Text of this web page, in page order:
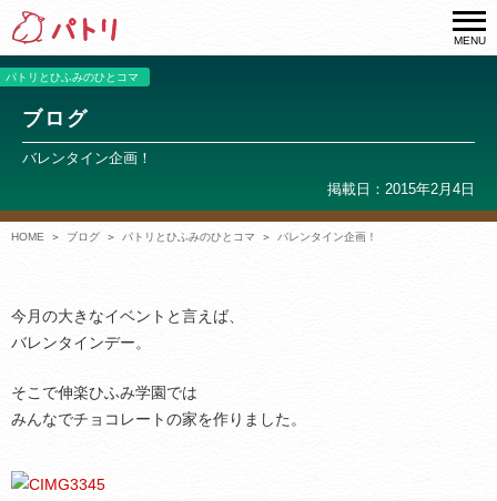
MENU
パトリとひふみのひとコマ
ブログ
バレンタイン企画！
掲載日：2015年2月4日
HOME ブログ パトリとひふみのひとコマ バレンタイン企画！
今月の大きなイベントと言えば、
バレンタインデー。
そこで伸楽ひふみ学園では
みんなでチョコレートの家を作りました。